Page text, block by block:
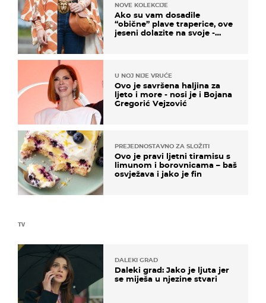
TV
DALEKI GRAD
Daleki grad: Jako je ljuta jer
se miješa u njezine stvari
NOVE KOLEKCIJE
Ako su vam dosadile
“obične” plave traperice, ove
jeseni dolazite na svoje -
U NOJ NIJE VRUĆE
Ovo je savršena haljina za
ljeto i more - nosi je i Bojana
Gregorić Vejzović
PREJEDNOSTAVNO ZA SLOŽITI
Ovo je pravi ljetni tiramisu s
limunom i borovnicama – baš
osvježava i jako je fin